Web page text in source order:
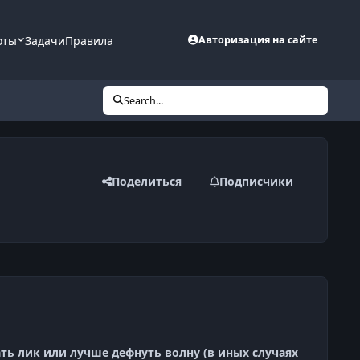
ЗадачиПравила Авторизация на сайте
Search...
Поделиться Подписчики
лик или лучше дефнуть волну (в иных случаях